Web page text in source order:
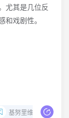
尤其是几位反
戏剧性。
基努里维斯 新作